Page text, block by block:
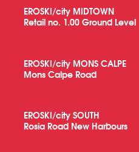
EROSKI/city MIDTOWN
Retail no. 1.00 Ground Level
EROSKI/city MONS CALPE
Mons Calpe Road
EROSKI/city SOUTH
Rosia Road New Harbours